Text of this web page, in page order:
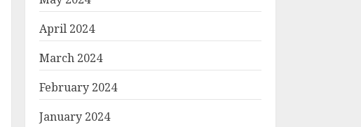
April 2024
March 2024
February 2024
January 2024